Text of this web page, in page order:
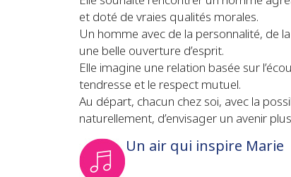
et doté de vraies qualités morales.
Un homme avec de la personnalité, de
une belle ouverture d’esprit.
Elle imagine une relation basée sur
tendresse et le respect mutuel.
Au départ, chacun chez soi, avec la
naturellement, d’envisager un avenir
Un air qui inspire Marie